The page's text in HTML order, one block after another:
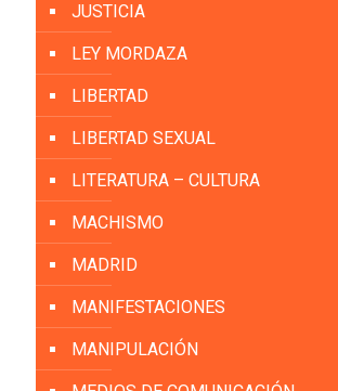
JUSTICIA
LEY MORDAZA
LIBERTAD
LIBERTAD SEXUAL
LITERATURA – CULTURA
MACHISMO
MADRID
MANIFESTACIONES
MANIPULACIÓN